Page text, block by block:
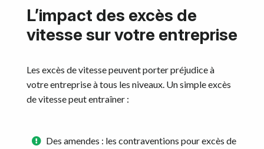
L’impact des excès de
vitesse sur votre entreprise
Les excès de vitesse peuvent porter préjudice à
votre entreprise à tous les niveaux. Un simple excès
de vitesse peut entraîner :
Des amendes : les contraventions pour excès de